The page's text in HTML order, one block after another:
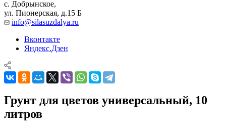
с. Добрынское,
ул. Пионерская, д.15 Б
info@silasuzdalya.ru
Вконтакте
Яндекс.Дзен
Грунт для цветов универсальный, 10
литров